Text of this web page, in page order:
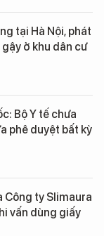
tại Hà Nội, phát
ở khu dân cư
Bộ Y tế chưa
phê duyệt bất kỳ
Công ty Slimaura
vấn dùng giấy